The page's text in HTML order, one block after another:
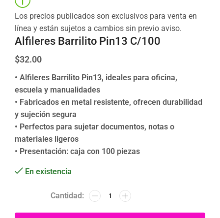
Los precios publicados son exclusivos para venta en
línea y están sujetos a cambios sin previo aviso.
Alfileres Barrilito Pin13 C/100
$32.00
• Alfileres Barrilito Pin13, ideales para oficina,
escuela y manualidades
• Fabricados en metal resistente, ofrecen durabilidad
y sujeción segura
• Perfectos para sujetar documentos, notas o
materiales ligeros
• Presentación: caja con 100 piezas
En existencia